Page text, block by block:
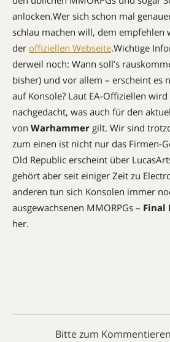
anlocken.Wer sich schon mal
schlau machen will, dem empfehlen
der offiziellen Webseite.Wichtige
derweil noch: Wann soll’s
bisher) und vor allem – erscheint es
auf Konsole? Laut EA-Offiziellen
nachgedacht, was auch für den
von Warhammer gilt. Wir sind
zum einen ist nicht nur das Firmen-
Old Republic erscheint über
gehört aber seit einiger Zeit zu
anderen tun sich Konsolen immer
ausgewachsenen MMORPGs – Final
her.
Bitte zum